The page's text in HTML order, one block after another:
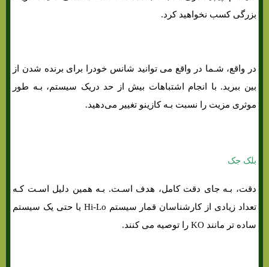
بزرگی کسب نخواهید کرد.
در واقع، شـما در واقع می توانید شانس خودرا برای برنده شدن از
بین ببرید. با انجام اشتباهات بیش از حد دریک سیستم، بـه طور
موثری مزیت را نسبت بـه کازینو تغییر می‌دهید.
بلک جک
دقت، بـه جای دقت کامل، هدف اسـت. بـه همین دلیل اسـت کـه
تعداد زیادی از کارشناسان قمار سیستم Hi-Lo یا حتی یک سیستم
ساده تر مانند KO را توصیه می کنند.